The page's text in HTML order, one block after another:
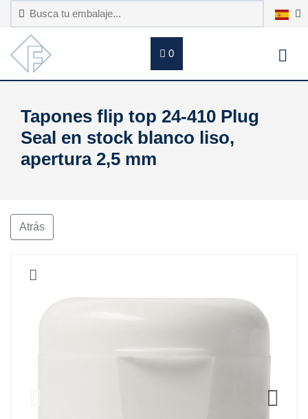
0
Tapones flip top 24-410 Plug
Seal en stock blanco liso,
apertura 2,5 mm
Atrás